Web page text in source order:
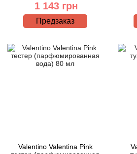
1 143 грн
Предзаказ
Valentino Valentina Pink